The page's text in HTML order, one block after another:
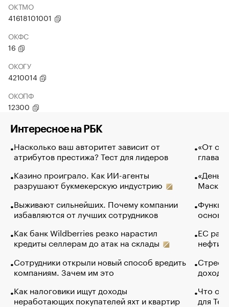
ОКТМО
41618101001
ОКФС
16
ОКОГУ
4210014
ОКОПФ
12300
Интересное на РБК
Насколько ваш авторитет зависит от
атрибутов престижа? Тест для лидеров
Казино проиграло. Как ИИ-агенты
разрушают букмекерскую индустрию
Выживают сильнейших. Почему компании
избавляются от лучших сотрудников
Как банк Wildberries резко нарастил
кредиты селлерам до атак на склады
Сотрудники открыли новый способ вредить
компаниям. Зачем им это
Как налоговики ищут доходы
неработающих покупателей яхт и квартир
«От
глава
Маск в
основ
ЕС
нефти
Что
для